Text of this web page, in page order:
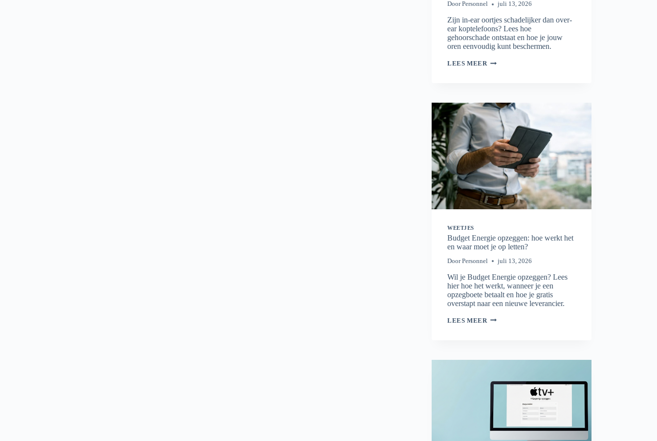
Door Personnel juli 13, 2026
Zijn in-ear oortjes schadelijker dan over-
ear koptelefoons? Lees hoe
gehoorschade ontstaat en hoe je jouw
oren eenvoudig kunt beschermen.
LEES MEER WELKE
OP
EEN
WEETJES
Budget Energie opzeggen: hoe werkt het
en waar moet je op letten?
Door Personnel juli 13, 2026
Wil je Budget Energie opzeggen? Lees
hier hoe het werkt, wanneer je een
opzegboete betaalt en hoe je gratis
overstapt naar een nieuwe leverancier.
LEES MEER BUDGET
JE
LETTEN?